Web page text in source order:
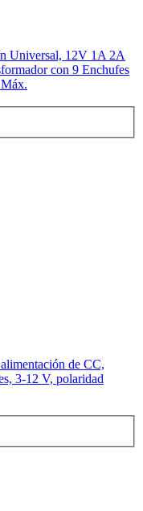
Universal, 12V 1A 2A
con 9 Enchufes
de CC,
3-12 V, polaridad